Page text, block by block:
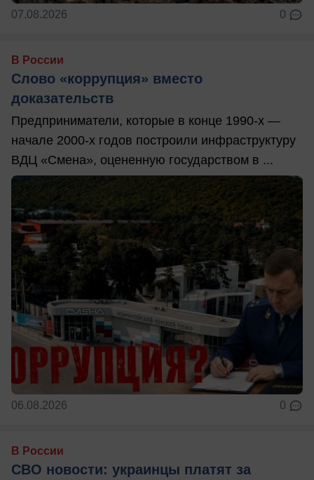
07.08.2026 0
В России
Слово «коррупция» вместо
доказательств
Предприниматели, которые в конце 1990-х —
начале 2000-х годов построили инфраструктуру
ВДЦ «Смена», оцененную государством в ...
06.08.2026 0
В России
СВО новости: украинцы платят за